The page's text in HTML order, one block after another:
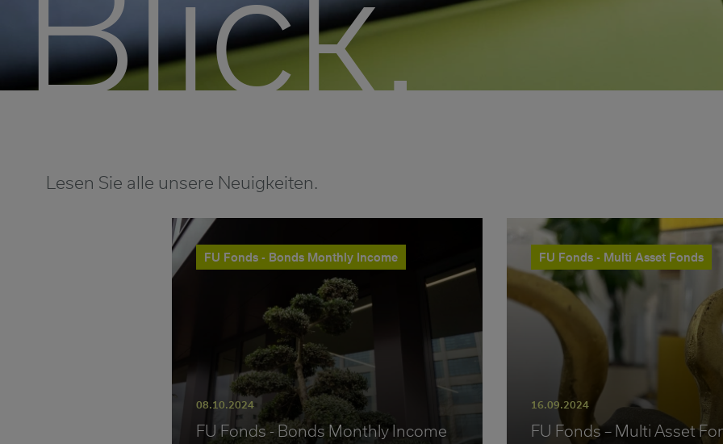
Lesen Sie alle unsere Neuigkeiten.
FU Fonds - Bonds Monthly Income
08.10.2024
FU Fonds - Bonds Monthly Income
FU Fonds - Multi Asset Fonds
16.09.2024
FU Fonds – Multi Asset